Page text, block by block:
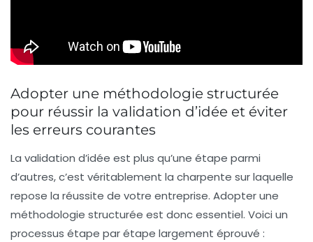
Adopter une méthodologie structurée
pour réussir la validation d’idée et éviter
les erreurs courantes
La validation d’idée est plus qu’une étape parmi
d’autres, c’est véritablement la charpente sur laquelle
repose la réussite de votre entreprise. Adopter une
méthodologie structurée est donc essentiel. Voici un
processus étape par étape largement éprouvé :